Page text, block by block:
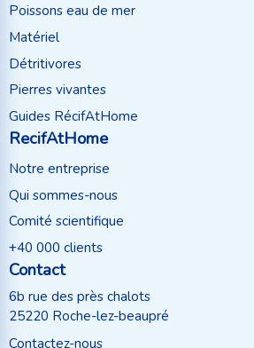
Poissons eau de mer
Matériel
Détritivores
Pierres vivantes
Guides RécifAtHome
RecifAtHome
Notre entreprise
Qui sommes-nous
Comité scientifique
+40 000 clients
Contact
6b rue des près chalots
25220 Roche-lez-beaupré
Contactez-nous